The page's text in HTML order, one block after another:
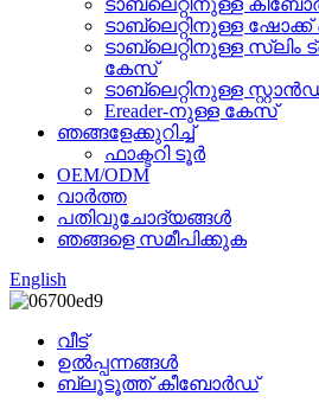
ടാബ്‌ലെറ്റിനുള്ള
ടാബ്‌ലെറ്റിനുള്ള
ടാബ്‌ലെറ്റിനുള്ള
കേസ്
ടാബ്‌ലെറ്റിനുള്ള
Ereader-നുള്ള കേസ്
ഞങ്ങളേക്കുറിച്ച്
ഫാക്ടറി ടൂർ
OEM/ODM
വാർത്ത
പതിവുചോദ്യങ്ങൾ
ഞങ്ങളെ സമീപിക്കുക
English
വീട്
ഉൽപ്പന്നങ്ങൾ
ബ്ലൂടൂത്ത് കീബോർഡ്